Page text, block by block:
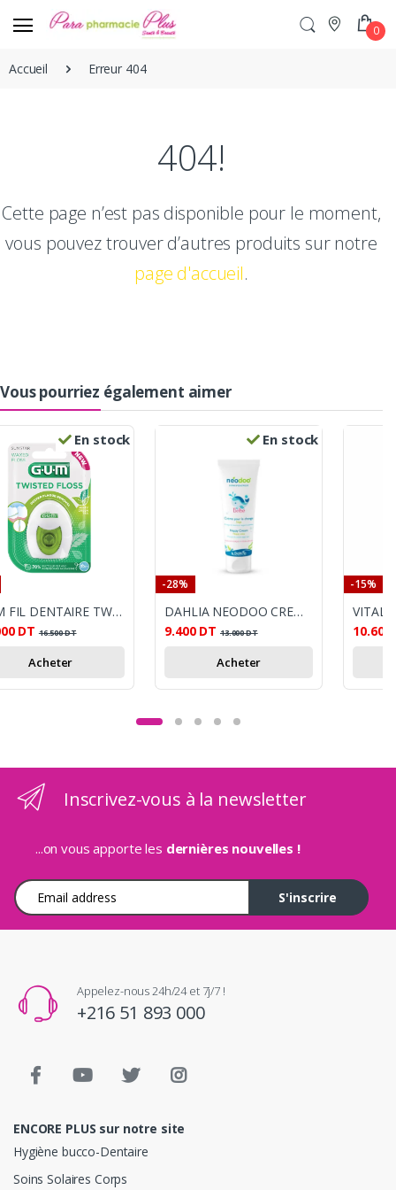
0
Accueil Erreur 404
404!
Cette page n’est pas disponible pour le moment,
vous pouvez trouver d’autres produits sur notre
page d'accueil.
Vous pourriez également aimer
En stock
GUM FIL DENTAIRE TWISTED FLOSS 30M REF3500
DT 16.500DT
Acheter
En stock
-28%
DAHLIA NEODOO CREME DE CHANGE 50ML
9.400 DT 13.000DT
Acheter
-15%
10.600
Inscrivez-vous à la newsletter
...on vous apporte les dernières nouvelles !
Adresse e-mail
S'inscrire
Appelez-nous 24h/24 et 7j/7 !
+216 51 893 000
ENCORE PLUS sur notre site
Hygiène bucco-Dentaire
Soins Solaires Corps